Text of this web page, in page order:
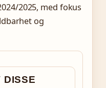
2025, med fokus
og
DISSE